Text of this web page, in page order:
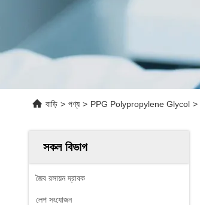
বাড়ি > পণ্য > PPG Polypropylene Glycol >
সকল বিভাগ
জৈব রসায়ন দ্রাবক
লেপ সংযোজন